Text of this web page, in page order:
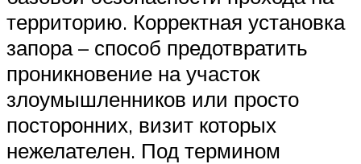
территорию. Корректная установка
запора – способ предотвратить
проникновение на участок
злоумышленников или просто
посторонних, визит которых
нежелателен. Под термином